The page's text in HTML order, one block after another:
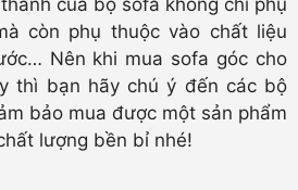
còn phụ thuộc vào chất liệu
Nên khi mua sofa góc cho
thì bạn hãy chú ý đến các bộ
bảo mua được một sản phẩm
lượng bền bỉ nhé!